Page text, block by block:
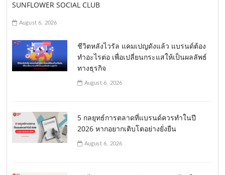
SUNFLOWER SOCIAL CLUB
August 6, 2026
ชีวิตหลังไวรัล แคมเปญดังแล้ว แบรนด์ต้อง
ทำอะไรต่อ เพื่อเปลี่ยนกระแสให้เป็นผลลัพธ์
ทางธุรกิจ
August 6, 2026
5 กลยุทธ์การตลาดที่แบรนด์ควรทำในปี
2026 หากอยากเติบโตอย่างยั่งยืน
August 6, 2026